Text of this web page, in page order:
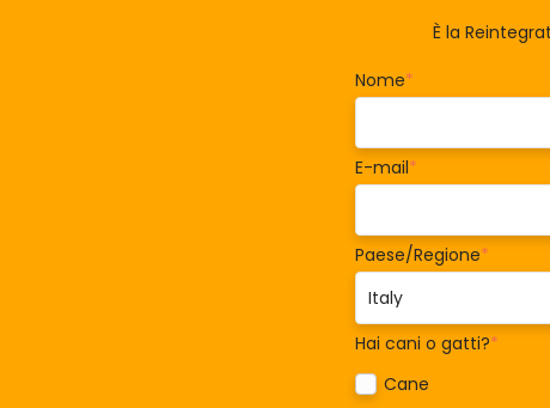
È la
Nome*
E-mail*
Paese/Regione*
Hai cani o gatti?*
Cane